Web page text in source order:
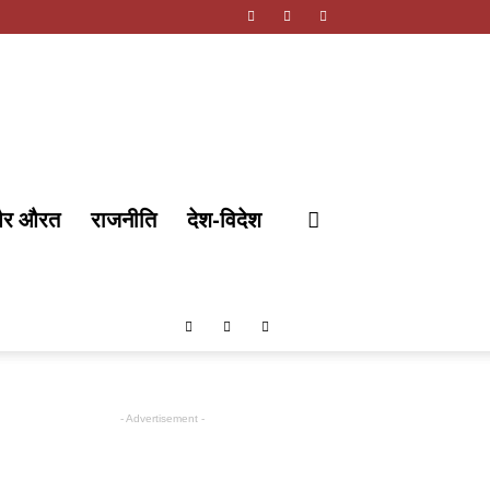
औरत राजनीति
देश-विदेश
- Advertisement -